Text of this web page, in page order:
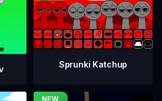
Sprunki Katchup